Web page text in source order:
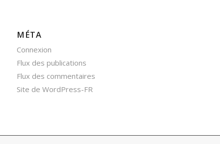
MÉTA
Connexion
Flux des publications
Flux des commentaires
Site de WordPress-FR